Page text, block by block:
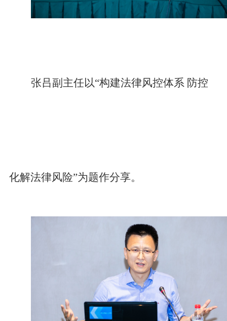
张吕副主任以“构建法律风控体系 防控
化解法律风险”为题作分享。